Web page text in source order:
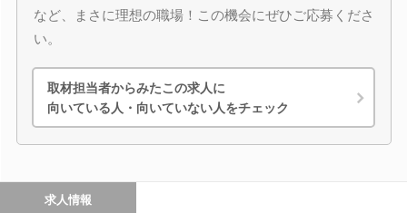
など、まさに理想の職場！この機会にぜひご応募くださ
い。
取材担当者からみたこの求人に
向いている人・向いていない人をチェック
求人情報